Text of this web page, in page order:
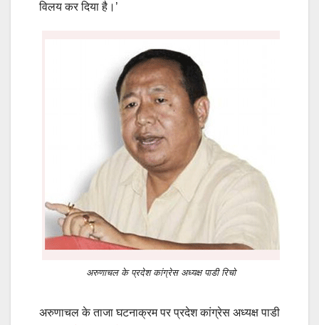
विलय कर दिया है।’
अरुणाचल के प्रदेश कांग्रेस अध्यक्ष पाडी रिचो
अरुणाचल के ताजा घटनाक्रम पर प्रदेश कांग्रेस अध्यक्ष पाडी